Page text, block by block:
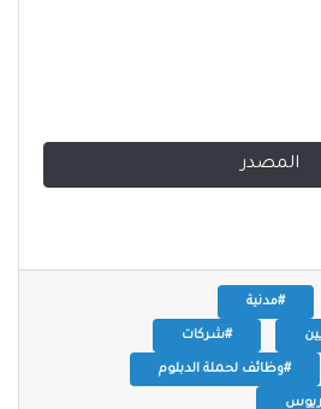
المصدر
#مدنية
#شركات
#وظائف لحملة الدبلوم